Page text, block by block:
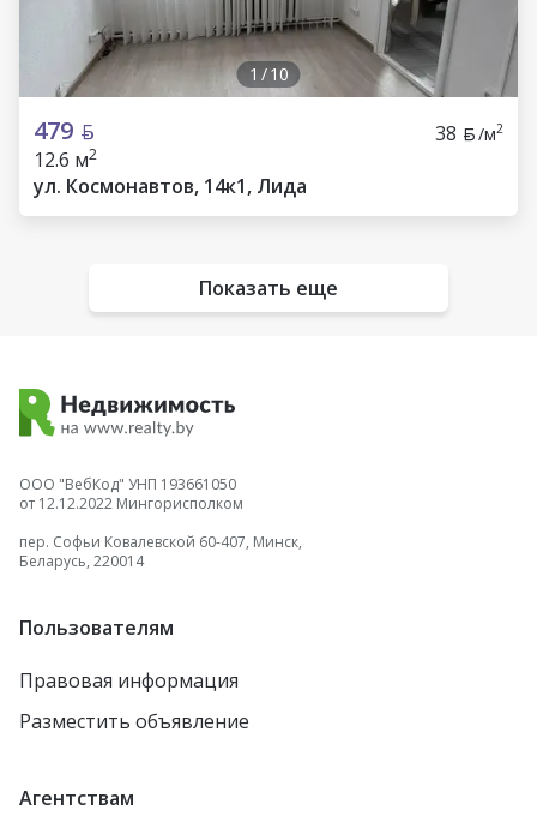
1 /10
479 38 /м2
12.6 м2
ул. Космонавтов, 14к1, Лида
Показать еще
ООО "ВебКод" УНП 193661050
от 12.12.2022 Мингорисполком
пер. Софьи Ковалевской 60-407, Минск,
Беларусь, 220014
Пользователям
Правовая информация
Разместить объявление
Агентствам